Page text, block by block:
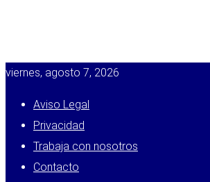
viernes, agosto 7, 2026
Aviso Legal
Privacidad
Trabaja con nosotros
Contacto